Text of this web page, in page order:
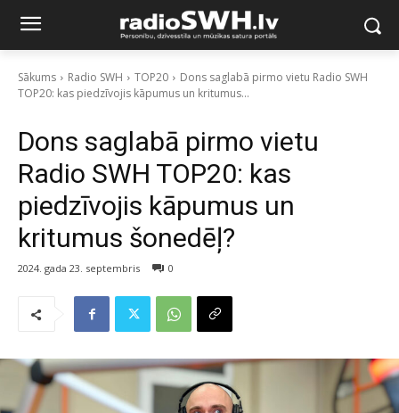
Sākums Radio SWH TOP20
Dons saglabā pirmo vietu Radio SWH
TOP20: kas piedzīvojis kāpumus un kritumus...
Dons saglabā pirmo vietu
Radio SWH TOP20: kas
piedzīvojis kāpumus un
kritumus šonedēļ?
2024. gada 23. septembris 0